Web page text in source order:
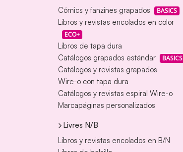
Cómics y fanzines grapados
BASICS
Libros y revistas encolados en color
ECO+
Libros de tapa dura
Catálogos grapados estándar
BASICS
Catálogos y revistas grapados
Wire-o con tapa dura
Catálogos y revistas espiral Wire-o
Marcapáginas personalizados
Livres N/B
Libros y revistas encolados en B/N